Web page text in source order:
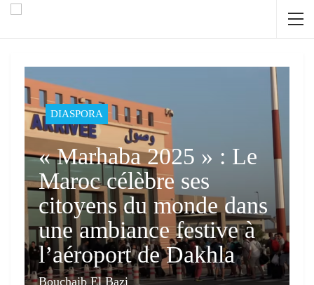
DIASPORA
« Marhaba 2025 » : Le
Maroc célèbre ses
citoyens du monde dans
une ambiance festive à
l’aéroport de Dakhla
Bouchaib El Bazi